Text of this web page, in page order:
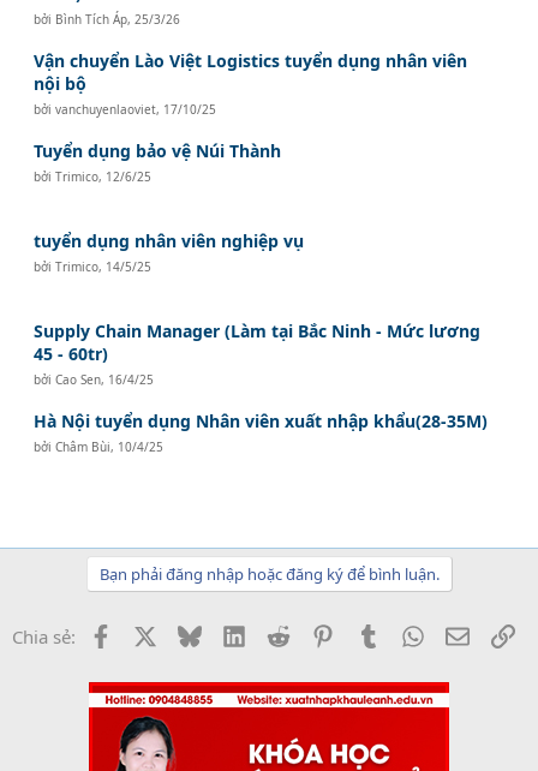
bởi Bình Tích Áp, 25/3/26
Vận chuyển Lào Việt Logistics tuyển dụng nhân viên
nội bộ
bởivanchuyenlaoviet, 17/10/25
Tuyển dụng bảo vệ Núi Thành
bởiTrimico, 12/6/25
tuyển dụng nhân viên nghiệp vụ
bởiTrimico, 14/5/25
Supply Chain Manager (Làm tại Bắc Ninh - Mức lương
45 - 60tr)
bởiCao Sen, 16/4/25
Hà Nội tuyển dụng Nhân viên xuất nhập khẩu(28-35M)
bởiChâm Bùi, 10/4/25
Bạn phải đăng nhập hoặc đăng ký để bình luận.
Chia sẻ: Facebook BlueskyLinkedInReddit PinterestTumblrWhatsApp
Email